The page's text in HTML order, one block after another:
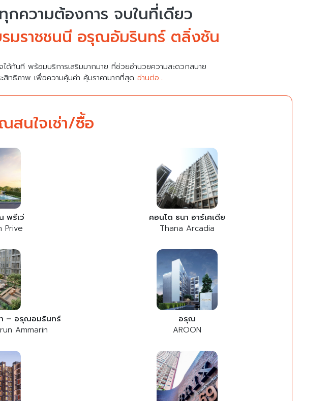
กความต้องการ จบในที่เดียว
มราชชนนี อรุณอัมรินทร์ ตลิ่งชัน
ทันที พร้อมบริการเสริมมากมาย ที่ช่วยอำนวยความสะดวกสบาย
สิทธิภาพ เพื่อความคุ้มค่า คุ้มราคามากที่สุด อ่านต่อ...
สนใจเช่า/ซื้อ
พรีเว่
Prive
คอนโด ธนา อาร์เคเดีย
Thana Arcadia
– อรุณอมรินทร์
Ammarin
อรุณ
AROON